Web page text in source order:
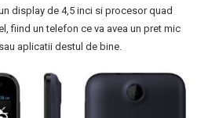
display de 4,5 inci si procesor quad
fiind un telefon ce va avea un pret mic
aplicatii destul de bine.